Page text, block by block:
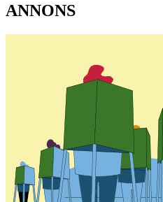
ANNONS